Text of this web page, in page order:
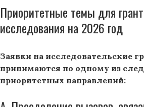
Приоритетные темы для
исследования на 2026 год
Заявки на исследовательские
принимаются по одному из
приоритетных направлений: